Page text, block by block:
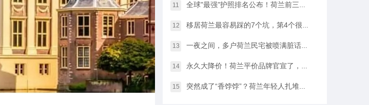
11 全球"最强"护照排名公布！荷兰前三，中国护照进步很大
12 移居荷兰最容易踩的7个坑，第4个很多人都会中招…
13 一夜之间，多户荷兰民宅被喷满脏话，只因支持难民…
14 永久大降价！荷兰平价品牌官宣了，将硬扛Temu和SHEIN
15 突然成了“香饽饽”？荷兰年轻人扎堆当老师，发生了什么？